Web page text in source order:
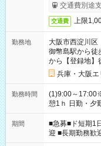
交通費別途
交通費 上限
勤務地
大阪市西淀川区
御幣島駅から徒
から【登録地】
兵庫・大阪
勤務時間
(1)9:00～
憩1ｈ 日勤・夕
わせて働けるお仕事です(*^^*)
時/9-17時/9-18
時/22-翌6時/0-
フト！
期間
■急募■ド短期1
迎 ■長期勤務歓